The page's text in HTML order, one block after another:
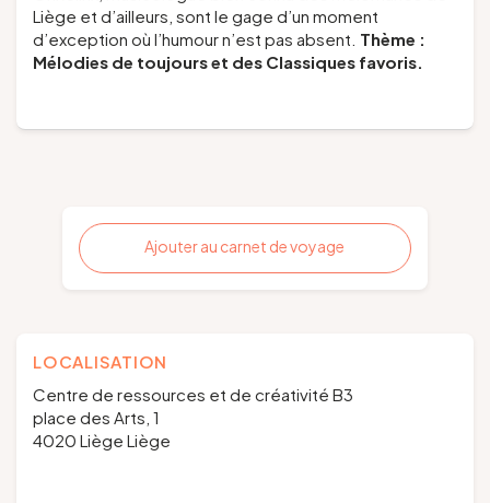
Liège et d’ailleurs, sont le gage d’un moment
d’exception où l’humour n’est pas absent. Thème :
Mélodies de toujours et des Classiques favoris.
Ajouter au carnet de voyage
LOCALISATION
Centre de ressources et de créativité B3
place des Arts, 1
4020 Liège Liège